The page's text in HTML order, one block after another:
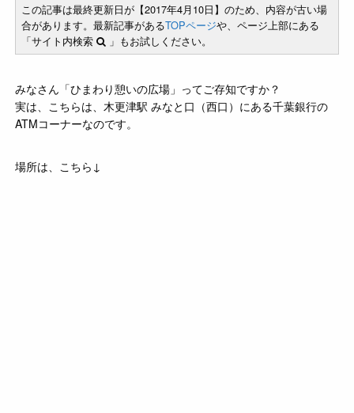
この記事は最終更新日が【2017年4月10日】のため、内容が古い場
合があります。最新記事があるTOPページや、ページ上部にある
「サイト内検索
」もお試しください。
みなさん「ひまわり憩いの広場」ってご存知ですか？
実は、こちらは、木更津駅 みなと口（西口）にある千葉銀行の
ATMコーナーなのです。
場所は、こちら↓